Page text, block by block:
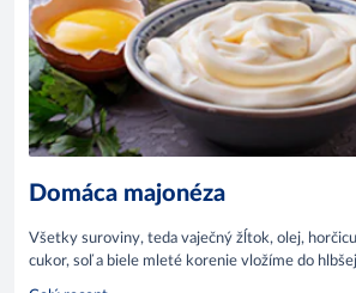
Domáca majonéza
Všetky suroviny, teda vaječný žĺtok, olej,
cukor, soľ a biele mleté korenie vložíme do